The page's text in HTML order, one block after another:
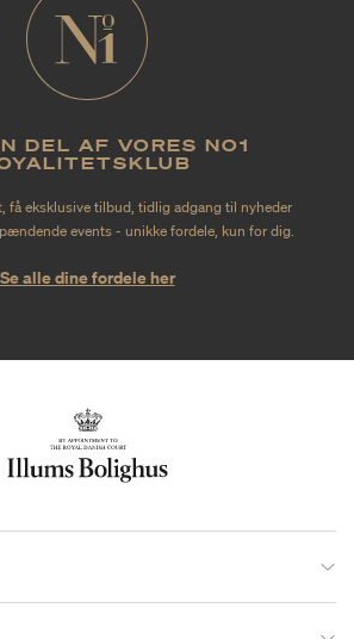
DEL AF VORES NO1
få eksklusive tilbud, tidlig adgang til nyheder
events - unikke fordele, kun for dig.
Se alle dine fordele her